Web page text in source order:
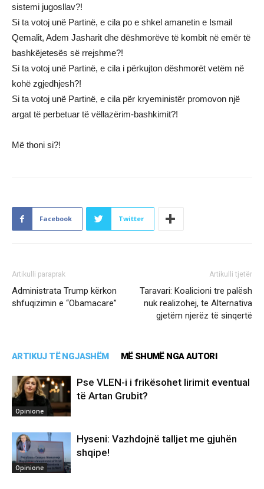
sistemi jugosllav?!
Si ta votoj unë Partinë, e cila po e shkel amanetin e Ismail
Qemalit, Adem Jasharit dhe dëshmorëve të kombit në emër të
bashkëjetesës së rrejshme?!
Si ta votoj unë Partinë, e cila i përkujton dëshmorët vetëm në
kohë zgjedhjesh?!
Si ta votoj unë Partinë, e cila për kryeministër promovon një
argat të perbetuar të vëllazërim-bashkimit?!
Më thoni si?!
Facebook Twitter
Artikulli paraprak
Administrata Trump kërkon
shfuqizimin e “Obamacare”
Artikulli tjetër
Taravari: Koalicioni tre palësh
nuk realizohej, te Alternativa
gjetëm njerëz të sinqertë
ARTIKUJ TË NGJASHËM MË SHUMË NGA AUTORI
Opinione
Pse VLEN-i i frikësohet lirimit eventual
të Artan Grubit?
Opinione
Hyseni: Vazhdojnë talljet me gjuhën
shqipe!